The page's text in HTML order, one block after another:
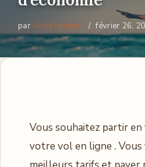
parAirVacancesfr février 26,
Vous souhaitez partir
votre vol en ligne .